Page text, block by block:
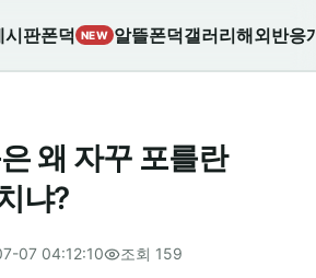
시판폰덕 NEW 알뜰폰덕갤러리해외반응
왜 자꾸 포를란
냐?
07 04:12:10 조회 159